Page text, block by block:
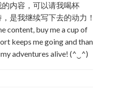
的内容，可以请我喝杯
是我继续写下去的动力！
content, buy me a cup of
keeps me going and thank
adventures alive! (^‿^)